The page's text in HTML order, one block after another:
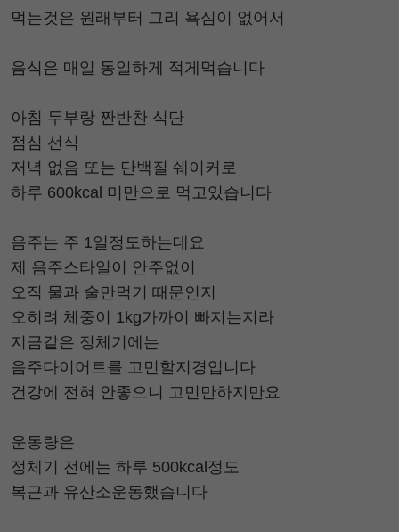
먹는것은 원래부터 그리 욕심이 없어서
음식은 매일 동일하게 적게먹습니다
아침 두부랑 짠반찬 식단
점심 선식
저녁 없음 또는 단백질 쉐이커로
하루 600kcal 미만으로 먹고있습니다
음주는 주 1일정도하는데요
제 음주스타일이 안주없이
오직 물과 술만먹기 때문인지
오히려 체중이 1kg가까이 빠지는지라
지금같은 정체기에는
음주다이어트를 고민할지경입니다
건강에 전혀 안좋으니 고민만하지만요
운동량은
정체기 전에는 하루 500kcal정도
복근과 유산소운동했습니다